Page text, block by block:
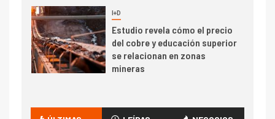
5 I+D
Estudio revela cómo el precio
del cobre y educación superior
se relacionan en zonas
mineras
cobre cercana a 2 millones de